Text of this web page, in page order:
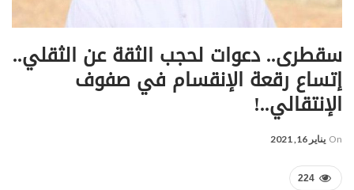
سقطرى.. دعوات لحجب الثقة عن الثقلي..
إتساع رقعة الإنقسام في صفوف
الإنتقالي..!
On يناير 16, 2021
224